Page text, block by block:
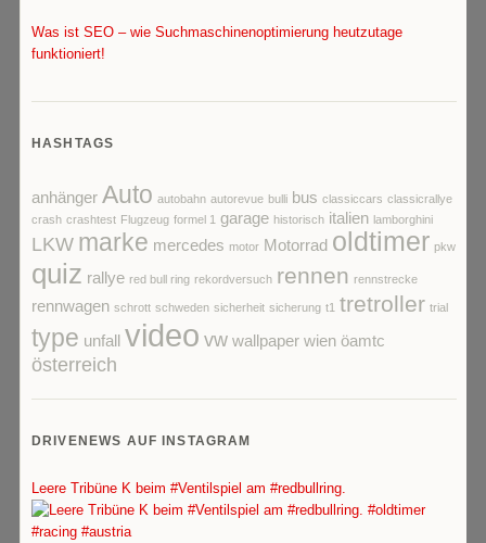
Was ist SEO – wie Suchmaschinenoptimierung heutzutage
funktioniert!
HASHTAGS
anhänger Auto autobahn autorevue bulli bus classiccars classicrallye
crash crashtest Flugzeug formel 1 garage historisch italien lamborghini
LKW marke mercedes motor Motorrad oldtimer pkw
quiz rallye red bull ring rekordversuch rennen rennstrecke
rennwagen schrott schweden sicherheit sicherung t1 tretroller trial
type unfall video vw wallpaper wien öamtc
österreich
DRIVENEWS AUF INSTAGRAM
Leere Tribüne K beim #Ventilspiel am #redbullring.